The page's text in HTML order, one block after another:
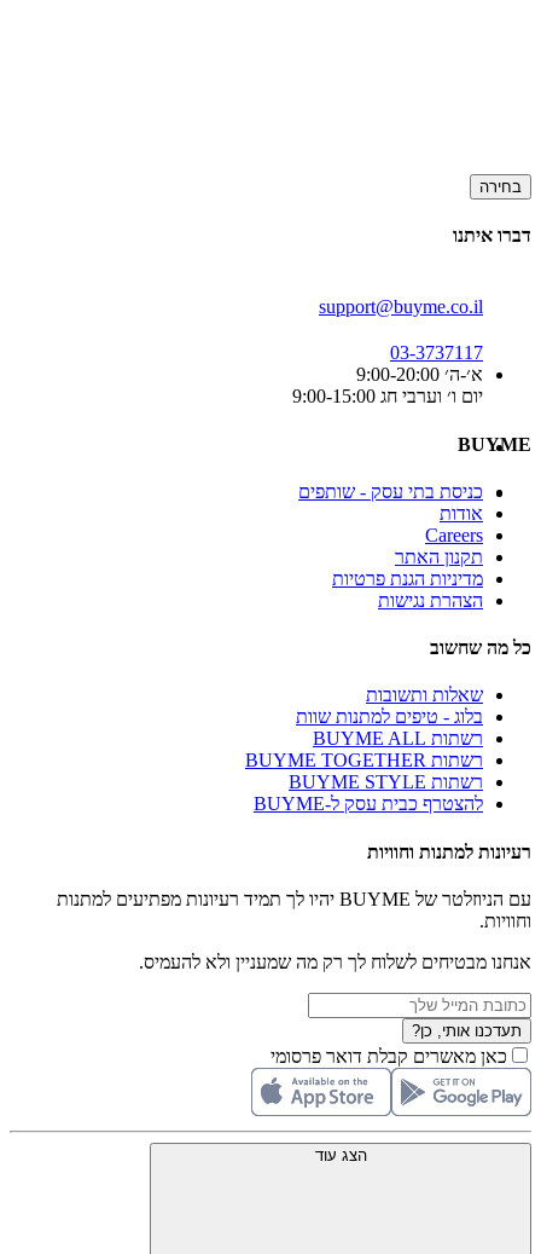
בחירה
דברו איתנו
support@buyme.co.il
03-3737117
א׳-ה׳ 9:00-20:00
יום ו׳ וערבי חג 9:00-15:00
BUYME
כניסת בתי עסק - שותפים
אודות
Careers
תקנון האתר
מדיניות הגנת פרטיות
הצהרת נגישות
כל מה שחשוב
שאלות ותשובות
בלוג - טיפים למתנות שוות
רשתות BUYME ALL
רשתות BUYME TOGETHER
רשתות BUYME STYLE
להצטרף כבית עסק ל-BUYME
רעיונות למתנות וחוויות
עם הניוזלטר של BUYME יהיו לך תמיד רעיונות מפתיעים למתנות
וחוויות.
אנחנו מבטיחים לשלוח לך רק מה שמעניין ולא להעמיס.
תעדכנו אותי, כן?
כאן מאשרים קבלת דואר פרסומי
הצג עוד